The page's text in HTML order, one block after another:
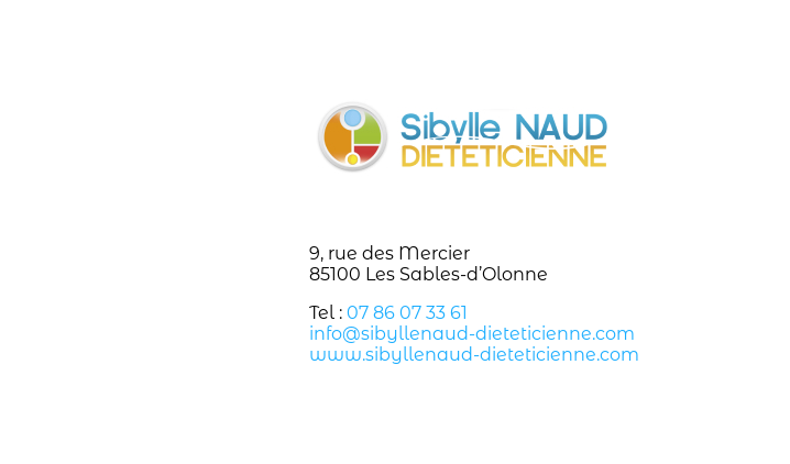
9, rue des Mercier
85100 Les Sables-d’Olonne
Tel :07 86 07 33 61
info@sibyllenaud-dieteticienne.com
www.sibyllenaud-dieteticienne.com